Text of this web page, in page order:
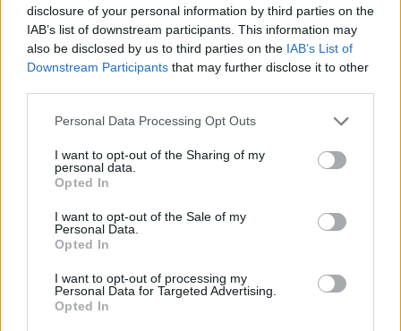
disclosure of your personal information by third parties on the
IAB’s list of downstream participants. This information may
also be disclosed by us to third parties on the IAB’s List of
Downstream Participants that may further disclose it to other
Personal Data Processing Opt Outs
I want to opt-out of the Sharing of my
personal data.
Opted In
I want to opt-out of the Sale of my
Personal Data.
Opted In
I want to opt-out of processing my
Personal Data for Targeted Advertising.
Opted In
Publicidad